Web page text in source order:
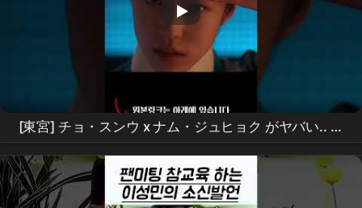
[東宮] チョ・スンウ x ナム・ジュヒョク がヤバい.. 鳥
肌が立つディテールㄷㄷ Netflix 新作 [東宮] ティザ
ー精密分析！これは面白いものが全部詰まってる???
#the east palace # netflix